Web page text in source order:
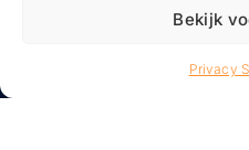
Bekijk
Privacy
en dit alles met een